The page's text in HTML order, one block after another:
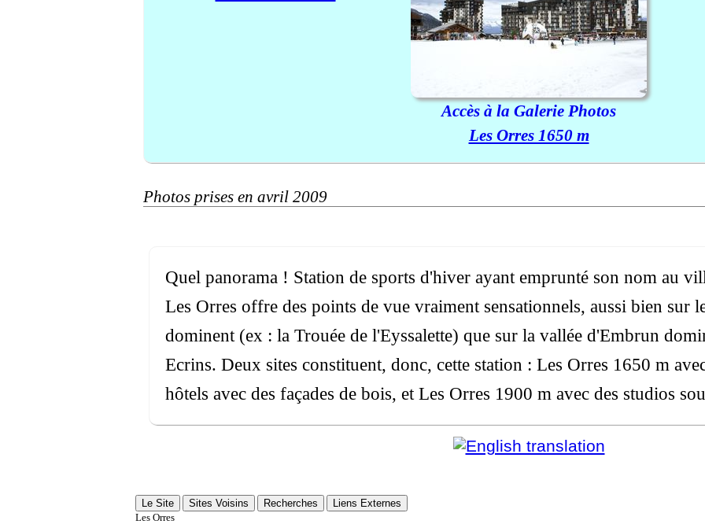
Accès à la Galerie Photos
Les Orres 1650 m
Photos prises en avril 2009
Quel panorama ! Station de sports d'hiver ayant emprunté son nom au
Les Orres offre des points de vue vraiment sensationnels, aussi bien sur
dominent (ex : la Trouée de l'Eyssalette) que sur la vallée d'Embrun
Ecrins. Deux sites constituent, donc, cette station : Les Orres 1650 m
hôtels avec des façades de bois, et Les Orres 1900 m avec des studios
Le Site Sites Voisins Recherches
Liens Externes
Les Orres